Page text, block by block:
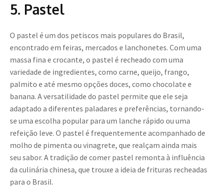
5. Pastel
O pastel é um dos petiscos mais populares do Brasil,
encontrado em feiras, mercados e lanchonetes. Com uma
massa fina e crocante, o pastel é recheado com uma
variedade de ingredientes, como carne, queijo, frango,
palmito e até mesmo opções doces, como chocolate e
banana. A versatilidade do pastel permite que ele seja
adaptado a diferentes paladares e preferências, tornando-
se uma escolha popular para um lanche rápido ou uma
refeição leve. O pastel é frequentemente acompanhado de
molho de pimenta ou vinagrete, que realçam ainda mais
seu sabor. A tradição de comer pastel remonta à influência
da culinária chinesa, que trouxe a ideia de frituras recheadas
para o Brasil.